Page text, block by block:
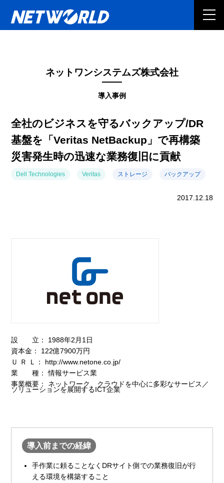
導入事例
ネットワンシステムズ株式会社
全社のビジネスを守るバックアップ/DR
基盤を「Veritas NetBackup」で再構築
災害発生時の迅速な業務復旧に貢献
Dell Technologies Veritas ストレージ バックアップ
2017.12.18
設 立： 1988年2月1日
資本金： 122億7900万円
Ｕ Ｒ Ｌ： http://www.netone.co.jp/
業 種： 情報サービス業
事業概要： ネットワーク、クラウドを中心に多彩なサービス／
ソリューションを展開するICT企業
導入前までの経緯
手作業に頼ることなくDRサイト側での業務復旧が行
える環境を構築すること